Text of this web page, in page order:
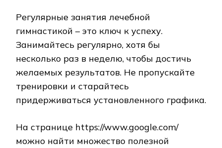
Регулярные занятия лечебной
гимнастикой – это ключ к успеху.
Занимайтесь регулярно, хотя бы
несколько раз в неделю, чтобы достичь
желаемых результатов. Не пропускайте
тренировки и старайтесь
придерживаться установленного графика.
На странице https://www.google.com/
можно найти множество полезной